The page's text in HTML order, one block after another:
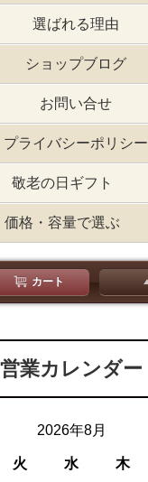
選ばれる理由
ショップブログ
お問い合せ
プライバシーポリシー
敬老の日ギフト
価格・容量で選ぶ
カート
営業カレンダー
2026年8月
火 水 木